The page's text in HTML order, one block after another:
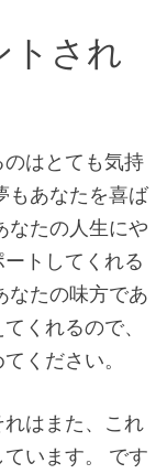
トされ
はとても気持
もあなたを喜ば
なたの人生にや
トしてくれる
なたの味方であ
くれるので、
ください。
はまた、これ
います。 です